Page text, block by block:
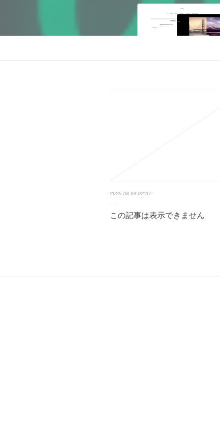
2025.03.09 02:07
この記事は表示できません